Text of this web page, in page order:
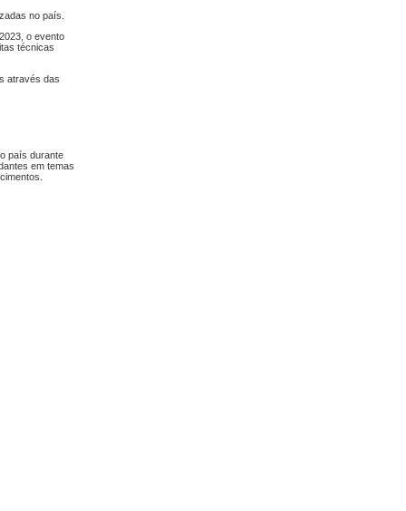
no país.
o evento
técnicas
através das
país durante
em temas